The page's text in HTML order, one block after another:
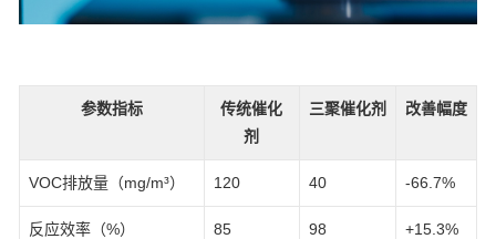
参数指标
传统催化
剂
三聚催化剂 改善幅度
VOC排放量（mg/m³） 120 40 -66.7%
反应效率（%） 85 98 +15.3%